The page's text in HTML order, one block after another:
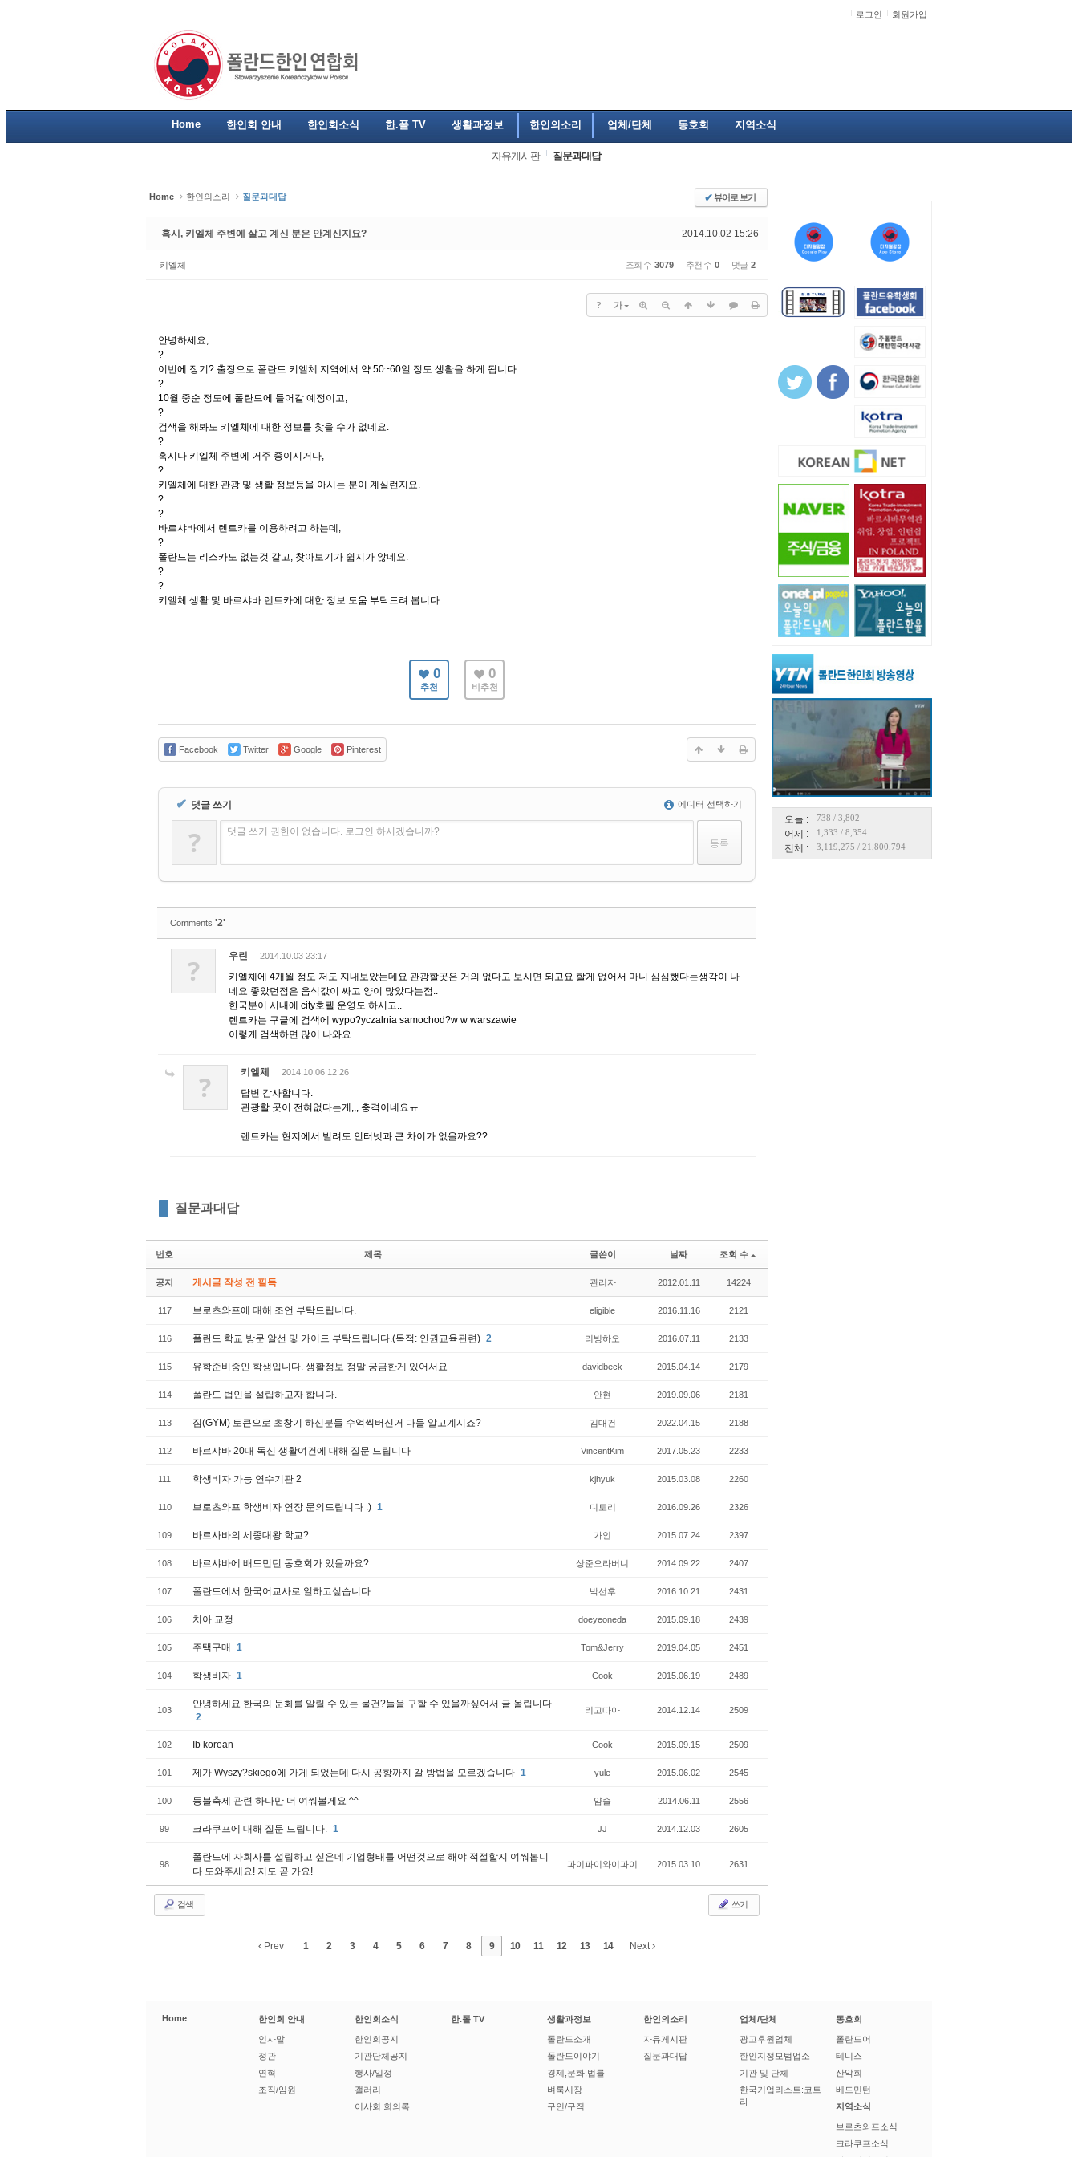
로그인 회원가입
Home 한인회 안내 한인회소식 한.폴 TV 생활과정보 한인의소리 업체/단체 동호회 지역소식
자유게시판 질문과대답
오늘 : 738 / 3,802
어제 : 1,333 / 8,354
전체 : 3,119,275 / 21,800,794
Home 한인의소리 질문과대답 ✔뷰어로 보기
2014.10.02 15:26
혹시, 키엘체 주변에 살고 계신 분은 안계신지요?
키엘체 조회 수 3079 추천 수 0 댓글 2
? 가
안녕하세요,
?
이번에 장기? 출장으로 폴란드 키엘체 지역에서 약 50~60일 정도 생활을 하게 됩니다.
?
10월 중순 정도에 폴란드에 들어갈 예정이고,
?
검색을 해봐도 키엘체에 대한 정보를 찾을 수가 없네요.
?
혹시나 키엘체 주변에 거주 중이시거나,
?
키엘체에 대한 관광 및 생활 정보등을 아시는 분이 계실런지요.
?
?
바르샤바에서 렌트카를 이용하려고 하는데,
?
폴란드는 리스카도 없는것 같고, 찾아보기가 쉽지가 않네요.
?
?
키엘체 생활 및 바르샤바 렌트카에 대한 정보 도움 부탁드려 봅니다.
0
추천
0
비추천
Facebook Twitter Google Pinterest
✔ 댓글 쓰기 에디터 선택하기
? 댓글 쓰기 권한이 없습니다. 로그인 하시겠습니까?
Comments '2'
? 우린 2014.10.03 23:17
키엘체에 4개월 정도 저도 지내보았는데요 관광할곳은 거의 없다고 보시면 되고요 할게 없어서 마니 심심했다는생각이 나
네요 좋았던점은 음식값이 싸고 양이 많았다는점..
한국분이 시내에 city호텔 운영도 하시고..
렌트카는 구글에 검색에 wypo?yczalnia samochod?w w warszawie
이렇게 검색하면 많이 나와요
? 키엘체 2014.10.06 12:26
답변 감사합니다.
관광할 곳이 전혀없다는게,,, 충격이네요ㅠ
렌트카는 현지에서 빌려도 인터넷과 큰 차이가 없을까요??
질문과대답
번호 제목 글쓴이 날짜 조회 수
공지 게시글 작성 전 필독 관리자 2012.01.11 14224
117 브로츠와프에 대해 조언 부탁드립니다. eligible 2016.11.16 2121
116 폴란드 학교 방문 알선 및 가이드 부탁드립니다.(목적: 인권교육관련) 2 리빙하오 2016.07.11 2133
115 유학준비중인 학생입니다. 생활정보 정말 궁금한게 있어서요 davidbeck 2015.04.14 2179
114 폴란드 법인을 설립하고자 합니다. 안현 2019.09.06 2181
113 짐(GYM) 토큰으로 초창기 하신분들 수억씩버신거 다들 알고계시죠? 김대건 2022.04.15 2188
112 바르샤바 20대 독신 생활여건에 대해 질문 드립니다 VincentKim 2017.05.23 2233
111 학생비자 가능 연수기관 2 kjhyuk 2015.03.08 2260
110 브로츠와프 학생비자 연장 문의드립니다 :) 1 디토리 2016.09.26 2326
109 바르사바의 세종대왕 학교? 가인 2015.07.24 2397
108 바르샤바에 배드민턴 동호회가 있을까요? 상준오라버니 2014.09.22 2407
107 폴란드에서 한국어교사로 일하고싶습니다. 박선후 2016.10.21 2431
106 치아 교정 doeyeoneda 2015.09.18 2439
105 주택구매 1 Tom&Jerry 2019.04.05 2451
104 학생비자 1 Cook 2015.06.19 2489
103
안녕하세요 한국의 문화를 알릴 수 있는 물건?들을 구할 수 있을까싶어서 글 올립니다
2
리고따아 2014.12.14 2509
102 Ib korean Cook 2015.09.15 2509
101 제가 Wyszy?skiego에 가게 되었는데 다시 공항까지 갈 방법을 모르겠습니다 1 yule 2015.06.02 2545
100 등불축제 관련 하나만 더 여쭤볼게요 ^^ 얌슬 2014.06.11 2556
99 크라쿠프에 대해 질문 드립니다. 1 JJ 2014.12.03 2605
98
폴란드에 자회사를 설립하고 싶은데 기업형태를 어떤것으로 해야 적절할지 여쭤봅니
다 도와주세요! 저도 곧 가요!
파이파이와이파이 2015.03.10 2631
검색 쓰기
Prev 1 2 3 4 5 6 7 8 9 10 11 12 13 14 Next
Home 한인회 안내
인사말
정관
연혁
조직/임원
한인회소식
한인회공지
기관단체공지
행사/일정
갤러리
이사회 회의록
한.폴 TV 생활과정보
폴란드소개
폴란드이야기
경제,문화,법률
벼룩시장
구인/구직
한인의소리
자유게시판
질문과대답
업체/단체
광고후원업체
한인지정모범업소
기관 및 단체
한국기업리스트:코트
라
동호회
폴란드어
테니스
산악회
베드민턴
지역소식
브로츠와프소식
크라쿠프소식